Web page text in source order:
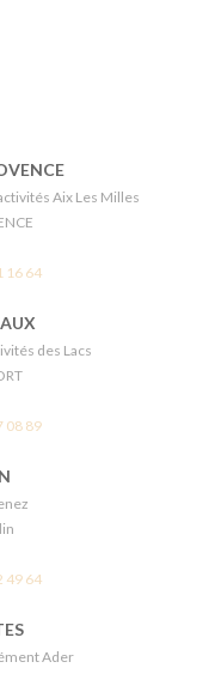
Aix Les Milles
16 64
des Lacs
08 89
49 64
Ader